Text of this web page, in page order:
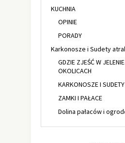
KUCHNIA
OPINIE
PORADY
Karkonosze i Sudety
GDZIE ZJEŚĆ W
OKOLICACH
KARKONOSZE I
ZAMKI I PAŁACE
Dolina pałaców i